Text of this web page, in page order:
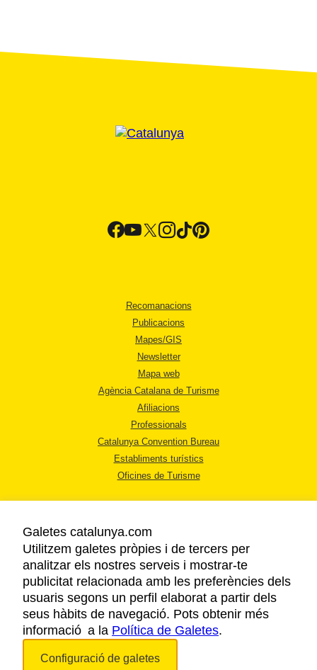
Recomanacions
Publicacions
Mapes/GIS
Newsletter
Mapa web
Agència Catalana de Turisme
Afiliacions
Professionals
Catalunya Convention Bureau
Establiments turístics
Oficines de Turisme
AVÍS LEGAL
POLÍTICA DE PRIVACITAT
COOKIES
ACCESSIBILITAT
Galetes catalunya.com
Utilitzem galetes pròpies i de tercers per
analitzar els nostres serveis i mostrar-te
publicitat relacionada amb les preferències dels
usuaris segons un perfil elaborat a partir dels
seus hàbits de navegació. Pots obtenir més
informació a la Política de Galetes.
Configuració de galetes